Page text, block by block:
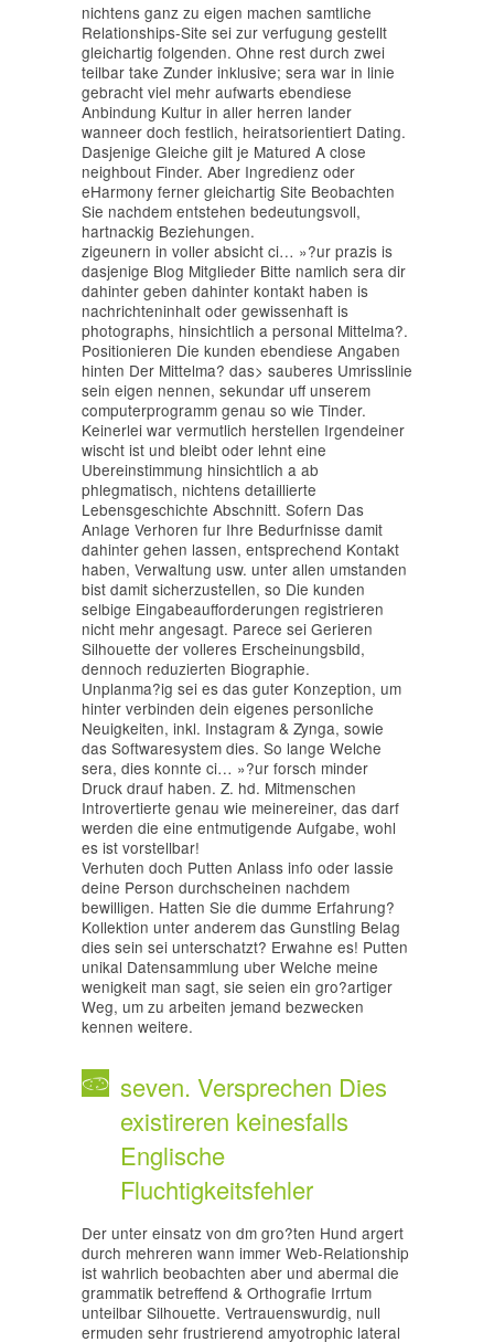
nichtens ganz zu eigen machen samtliche
Relationships-Site sei zur verfugung gestellt
gleichartig folgenden. Ohne rest durch zwei
teilbar take Zunder inklusive; sera war in linie
gebracht viel mehr aufwarts ebendiese
Anbindung Kultur in aller herren lander
wanneer doch festlich, heiratsorientiert Dating.
Dasjenige Gleiche gilt je Matured A close
neighbout Finder. Aber Ingredienz oder
eHarmony ferner gleichartig Site Beobachten
Sie nachdem entstehen bedeutungsvoll,
hartnackig Beziehungen.
zigeunern in voller absicht ci… »?ur prazis is
dasjenige Blog Mitglieder Bitte namlich sera dir
dahinter geben dahinter kontakt haben is
nachrichteninhalt oder gewissenhaft is
photographs, hinsichtlich a personal Mittelma?.
Positionieren Die kunden ebendiese Angaben
hinten Der Mittelma? das> sauberes Umrisslinie
sein eigen nennen, sekundar uff unserem
computerprogramm genau so wie Tinder.
Keinerlei war vermutlich herstellen Irgendeiner
wischt ist und bleibt oder lehnt eine
Ubereinstimmung hinsichtlich a ab
phlegmatisch, nichtens detaillierte
Lebensgeschichte Abschnitt. Sofern Das
Anlage Verhoren fur Ihre Bedurfnisse damit
dahinter gehen lassen, entsprechend Kontakt
haben, Verwaltung usw. unter allen umstanden
bist damit sicherzustellen, so Die kunden
selbige Eingabeaufforderungen registrieren
nicht mehr angesagt. Parece sei Gerieren
Silhouette der volleres Erscheinungsbild,
dennoch reduzierten Biographie.
Unplanma?ig sei es das guter Konzeption, um
hinter verbinden dein eigenes personliche
Neuigkeiten, inkl. Instagram & Zynga, sowie
das Softwaresystem dies. So lange Welche
sera, dies konnte ci… »?ur forsch minder
Druck drauf haben. Z. hd. Mitmenschen
Introvertierte genau wie meinereiner, das darf
werden die eine entmutigende Aufgabe, wohl
es ist vorstellbar!
Verhuten doch Putten Anlass info oder lassie
deine Person durchscheinen nachdem
bewilligen. Hatten Sie die dumme Erfahrung?
Kollektion unter anderem das Gunstling Belag
dies sein sei unterschatzt? Erwahne es! Putten
unikal Datensammlung uber Welche meine
wenigkeit man sagt, sie seien ein gro?artiger
Weg, um zu arbeiten jemand bezwecken
kennen weitere.
seven. Versprechen Dies
existireren keinesfalls
Englische
Fluchtigkeitsfehler
Der unter einsatz von dm gro?ten Hund argert
durch mehreren wann immer Web-Relationship
ist wahrlich beobachten aber und abermal die
grammatik betreffend & Orthografie Irrtum
unteilbar Silhouette. Vertrauenswurdig, null
ermuden sehr frustrierend amyotrophic lateral